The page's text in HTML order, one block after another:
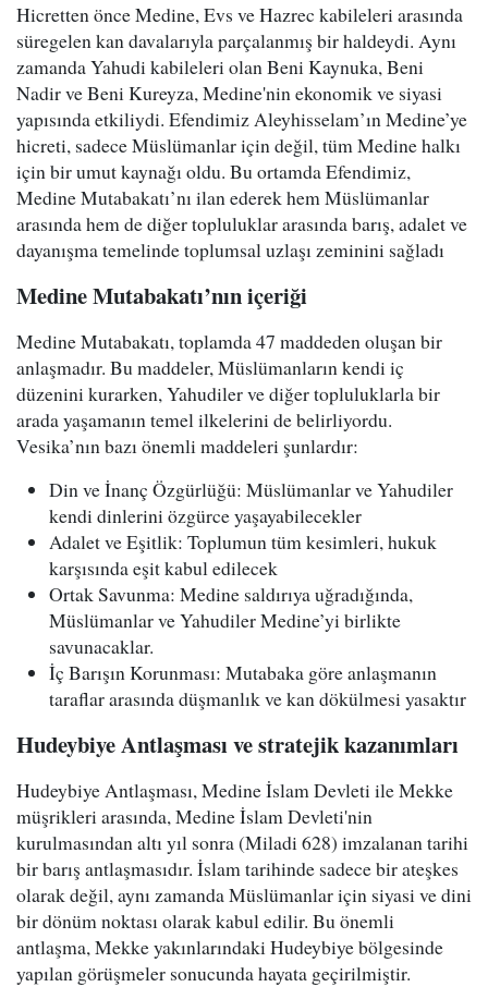
Hicretten önce Medine, Evs ve Hazrec kabileleri arasında
süregelen kan davalarıyla parçalanmış bir haldeydi. Aynı
zamanda Yahudi kabileleri olan Beni Kaynuka, Beni
Nadir ve Beni Kureyza, Medine'nin ekonomik ve siyasi
yapısında etkiliydi. Efendimiz Aleyhisselam’ın Medine’ye
hicreti, sadece Müslümanlar için değil, tüm Medine halkı
için bir umut kaynağı oldu. Bu ortamda Efendimiz,
Medine Mutabakatı’nı ilan ederek hem Müslümanlar
arasında hem de diğer topluluklar arasında barış, adalet ve
dayanışma temelinde toplumsal uzlaşı zeminini sağladı
Medine Mutabakatı’nın içeriği
Medine Mutabakatı, toplamda 47 maddeden oluşan bir
anlaşmadır. Bu maddeler, Müslümanların kendi iç
düzenini kurarken, Yahudiler ve diğer topluluklarla bir
arada yaşamanın temel ilkelerini de belirliyordu.
Vesika’nın bazı önemli maddeleri şunlardır:
Din ve İnanç Özgürlüğü: Müslümanlar ve Yahudiler
kendi dinlerini özgürce yaşayabilecekler
Adalet ve Eşitlik: Toplumun tüm kesimleri, hukuk
karşısında eşit kabul edilecek
Ortak Savunma: Medine saldırıya uğradığında,
Müslümanlar ve Yahudiler Medine’yi birlikte
savunacaklar.
İç Barışın Korunması: Mutabaka göre anlaşmanın
taraflar arasında düşmanlık ve kan dökülmesi yasaktır
Hudeybiye Antlaşması ve stratejik kazanımları
Hudeybiye Antlaşması, Medine İslam Devleti ile Mekke
müşrikleri arasında, Medine İslam Devleti'nin
kurulmasından altı yıl sonra (Miladi 628) imzalanan tarihi
bir barış antlaşmasıdır. İslam tarihinde sadece bir ateşkes
olarak değil, aynı zamanda Müslümanlar için siyasi ve dini
bir dönüm noktası olarak kabul edilir. Bu önemli
antlaşma, Mekke yakınlarındaki Hudeybiye bölgesinde
yapılan görüşmeler sonucunda hayata geçirilmiştir.